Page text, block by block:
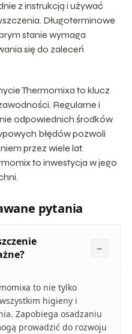
z instrukcją i używać
Długoterminowe
stanie wymaga
się do zaleceń
Thermomixa to klucz
Regularne i
odpowiednich środków
błędów pozwoli
przez wiele lat.
to inwestycja w jego
pytania
to nie tylko
higieny i
Zapobiega osadzaniu
prowadzić do rozwoju